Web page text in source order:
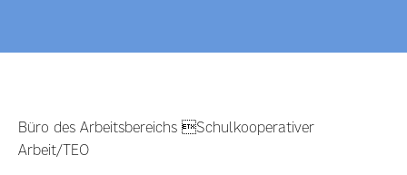
Büro des Arbeitsbereichs Schulkooperativer
Arbeit/TEO